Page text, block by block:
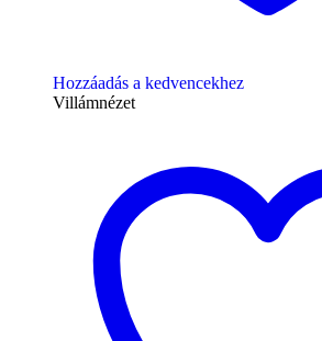
Hozzáadás a kedvencekhez
Villámnézet